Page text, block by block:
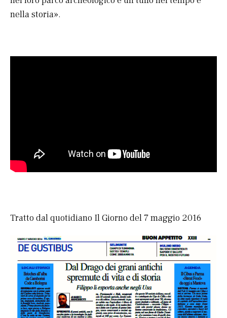
nella storia».
Tratto dal quotidiano Il Giorno del 7 maggio 2016